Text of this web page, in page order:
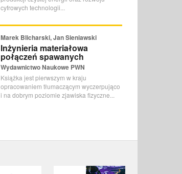
cyfrowych technologii...
Marek Blicharski, Jan Sieniawski
Inżynieria materiałowa
połączeń spawanych
Wydawnictwo Naukowe PWN
Książka jest pierwszym w kraju
opracowaniem tłumaczącym wyczerpująco
i na dobrym poziomie zjawiska fizyczne...